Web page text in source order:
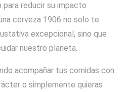
reducir su impacto
cerveza 1906 no solo te
excepcional, sino que
nuestro planeta.
acompañar tus comidas con
o simplemente quieras